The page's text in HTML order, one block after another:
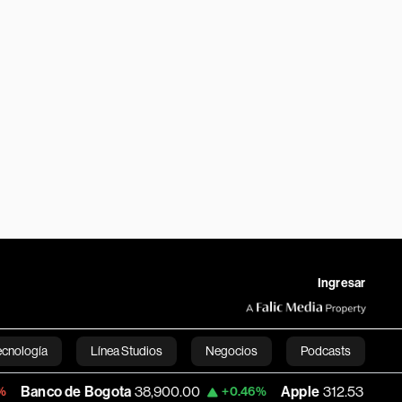
Ingresar
Línea Studios Negocios Podcasts
English
Bogota 38,900.00 +0.46% Apple 312.53 +0.51%